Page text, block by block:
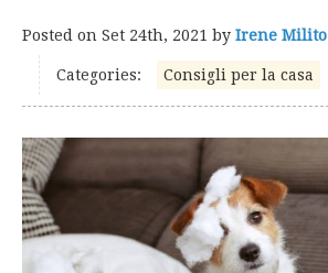
Posted on Set 24th, 2021 by Irene Milito
Categories: Consigli per la casa